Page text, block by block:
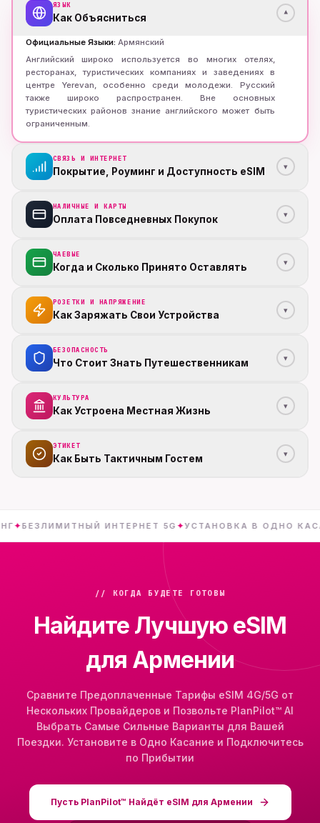
ЯЗЫК
Как Объясниться ▾
Официальные Языки: Армянский
Английский широко используется во многих отелях,
ресторанах, туристических компаниях и заведениях в
центре Yerevan, особенно среди молодежи. Русский
также широко распространен. Вне основных
туристических районов знание английского может быть
ограниченным.
СВЯЗЬ И ИНТЕРНЕТ
Покрытие, Роуминг и Доступность eSIM ▾
НАЛИЧНЫЕ И КАРТЫ
Оплата Повседневных Покупок ▾
ЧАЕВЫЕ
Когда и Сколько Принято Оставлять ▾
РОЗЕТКИ И НАПРЯЖЕНИЕ
Как Заряжать Свои Устройства ▾
БЕЗОПАСНОСТЬ
Что Стоит Знать Путешественникам ▾
КУЛЬТУРА
Как Устроена Местная Жизнь ▾
ЭТИКЕТ
Как Быть Тактичным Гостем ▾
ИНТЕРНЕТ 5G✦УСТАНОВКА В ОДНО КАСАНИЕ✦
// КОГДА БУДЕТЕ ГОТОВЫ
Найдите Лучшую eSIM
для Армении
Сравните Предоплаченные Тарифы eSIM 4G/5G от
Нескольких Провайдеров и Позвольте PlanPilot™ AI
Выбрать Самые Сильные Варианты для Вашей
Поездки. Установите в Одно Касание и Подключитесь
по Прибытии
Пусть PlanPilot™ Найдёт eSIM для Армении